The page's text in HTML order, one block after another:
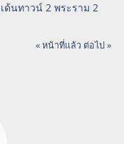
ด้นทาวน์ 2 พระราม 2
« หน้าที่แล้ว ต่อไป »